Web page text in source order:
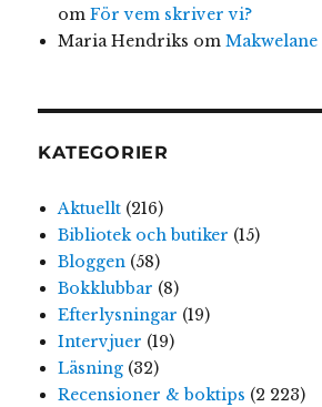
om För vem skriver vi?
Maria Hendriks om
KATEGORIER
Aktuellt(216)
Bibliotek och butiker (15)
Bloggen(58)
Bokklubbar (8)
Efterlysningar (19)
Intervjuer (19)
Läsning(32)
Recensioner & boktips (2 223)